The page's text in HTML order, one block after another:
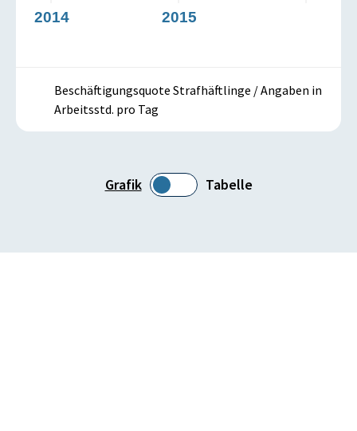
Grafik Tabelle
2014 2015
Beschäftigungsquote Strafhäftlinge / Angaben in
Arbeitsstd. pro Tag